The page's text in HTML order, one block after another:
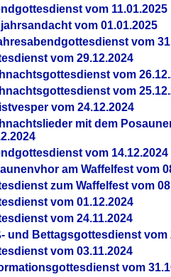
vom 11.01.2025
vom 01.01.2025
vom
vom 29.12.2024
vom
vom
vom 24.12.2024
mit dem
vom 14.12.2024
am Waffelfest vom
zum Waffelfest vom
vom 01.12.2024
vom 24.11.2024
und Bettagsgottesdienst vom
vom 03.11.2024
vom